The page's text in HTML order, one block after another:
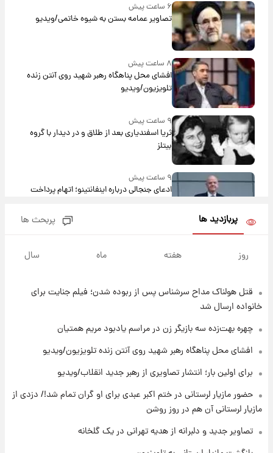
۶ ساعت پیش
تصاویر عمامه بستن به شیوه خاتمی/ویدیو
۸ ساعت پیش
افشای محل پناهگاه‌ رهبر شهید روی آنتن زنده
تلویزیون/ویدیو
۹ ساعت پیش
ثریا اسفندیاری بعد از طلاق و در دیدار با گروه
بیتلز
۹ ساعت پیش
ادعای جنجالی درباره اینفانتینو؛ اتهام پرداخت
آلزایمر و زوال عقل افزایش می‌یابد؟
۹ ساعت پیش
۱۰ ساعت پیش
مرداد ۱۴۰۵ +جدول
۱۰ ساعت پیش
شوید+ فیلم
پربازدید ها پربحث ها
روز هفته ماه سال
قتل هولناک مداح سرشناس پس از ربوده شدن؛ فیلم جنایت برای
خانواده ارسال شد
چهره بهت‌زده سه بازیگر زن در مراسم یادبود مریم همتیان
افشای محل پناهگاه‌ رهبر شهید روی آنتن زنده تلویزیون/ویدیو
برای اولین بار؛ انتشار تصاویری از رهبر جدید انقلاب/ویدیو
حضور مازیار لرستانی در ختم اکبر عبدی برای او گران تمام شد!/ دزدی از
مازیار لرستانی آن هم در روز روشن
تصاویر جدید و دلبرانه از هدیه تهرانی در یک گلخانه